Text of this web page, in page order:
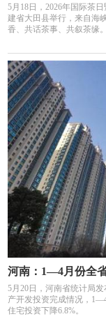
5月18日，2026年国际茶
建省大田县举行，来自海
香、共话茶事、共叙茶缘。
河南：1—4月份全
5月20日，河南省统计局
产开发投资完成情况，
住宅投资下降6.8%。